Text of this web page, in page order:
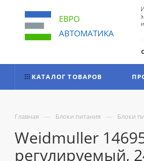
ЕВРО
АВТОМАТИКА
КАТАЛОГ ТОВАРОВ
Главная — Блоки питания — Блоки
Weidmuller
регулируемый,